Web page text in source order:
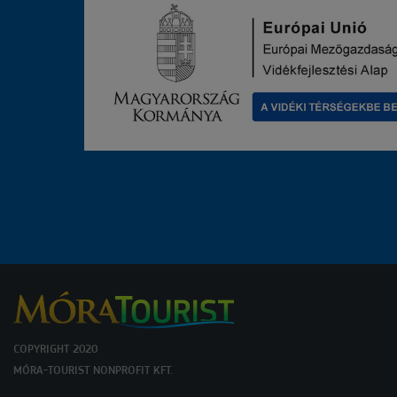
COPYRIGHT 2020
MÓRA-TOURIST NONPROFIT KFT.